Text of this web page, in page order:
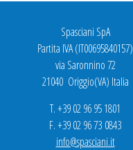
Spasciani SpA
Partita IVA (IT00695840157)
via Saronnino 72
21040 Origgio(VA) Italia
T. +39 02 96 95 1801
F. +39 02 96 73 0843
info@spasciani.it